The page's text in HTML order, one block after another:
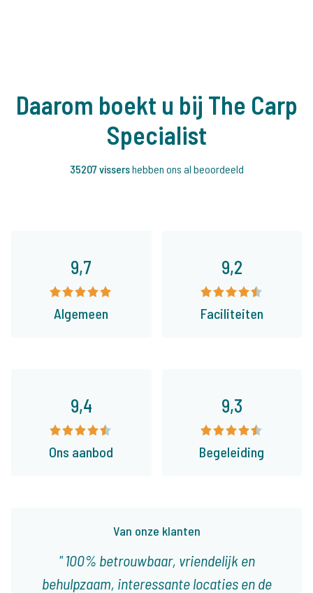
Daarom boekt u bij The Carp
Specialist
35207 vissershebben ons al beoordeeld
9,7
Algemeen
9,2
Faciliteiten
Van onze klanten
100% betrouwbaar, vriendelijk en
behulpzaam, interessante locaties en de
9,4
Ons aanbod
9,3
Begeleiding